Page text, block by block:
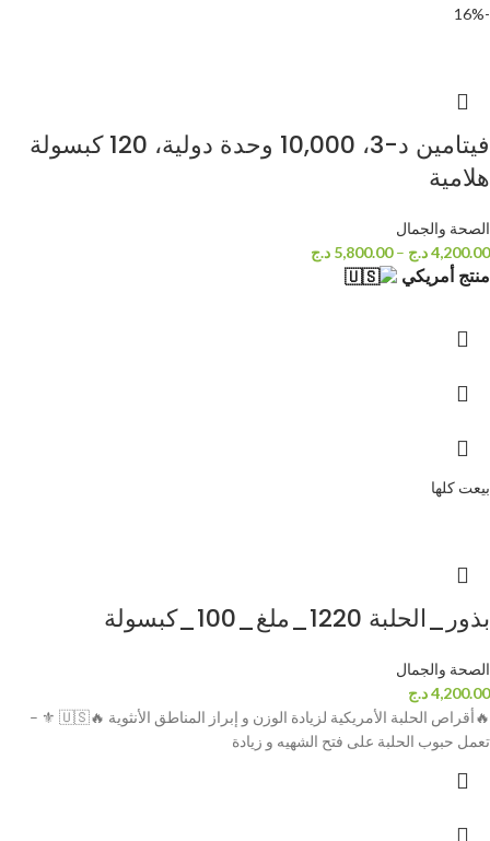
-16%
فيتامين د-3، 10,000 وحدة دولية، 120 كبسولة
هلامية
الصحة والجمال
4,200.00د.ج –
5,800.00 د.ج
منتج أمريكي
بيعت كلها
بذور_الحلبة 1220_ملغ_100_كبسولة
الصحة والجمال
4,200.00د.ج
🔥أقراص الحلبة الأمريكية لزيادة الوزن و إبراز المناطق الأنثوية 🔥🇺🇸 ⚜ –
تعمل حبوب الحلبة على فتح الشهيه و زيادة